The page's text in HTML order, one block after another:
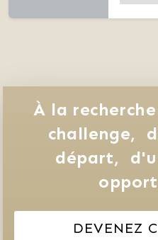
À la
challenge,
départ,
DEVENEZ